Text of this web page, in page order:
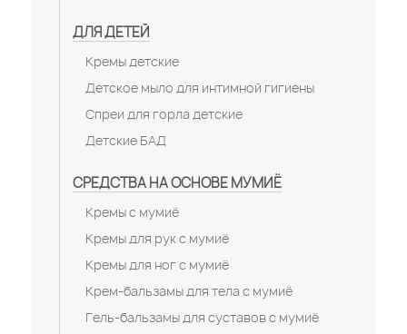
ДЛЯ ДЕТЕЙ
Кремы детские
Детское мыло для интимной гигиены
Спреи для горла детские
Детские БАД
СРЕДСТВА НА ОСНОВЕ МУМИЁ
Кремы с мумиё
Кремы для рук с мумиё
Кремы для ног с мумиё
Крем-бальзамы для тела с мумиё
Гель-бальзамы для суставов с мумиё